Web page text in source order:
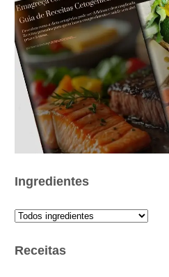
Ingredientes
Receitas